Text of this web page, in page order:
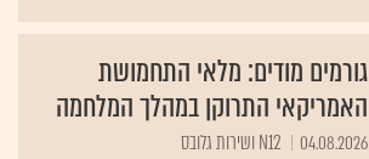
גורמים מודים: מלאי התחמושת
האמריקאי התרוקן במהלך המלחמה
04.08.2026 N12 ושירות גלובס